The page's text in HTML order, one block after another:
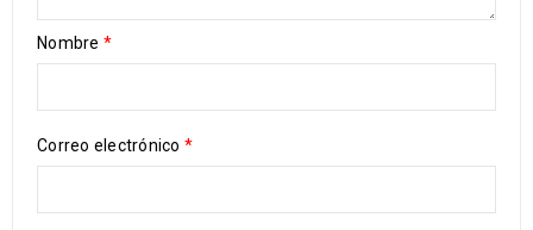
Nombre *
Correo electrónico *